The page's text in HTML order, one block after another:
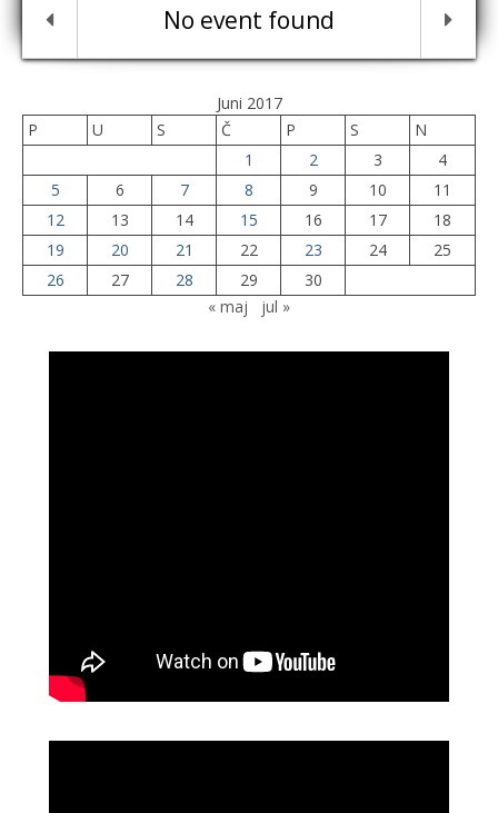
No event found
Juni 2017
P
U S Č P S
N
1
2 3
4
5
6 7 8 9 10
11
12
13 14 15 16 17
18
19
20 21 22 23 24
25
26
27 28 29
30
« maj
jul »